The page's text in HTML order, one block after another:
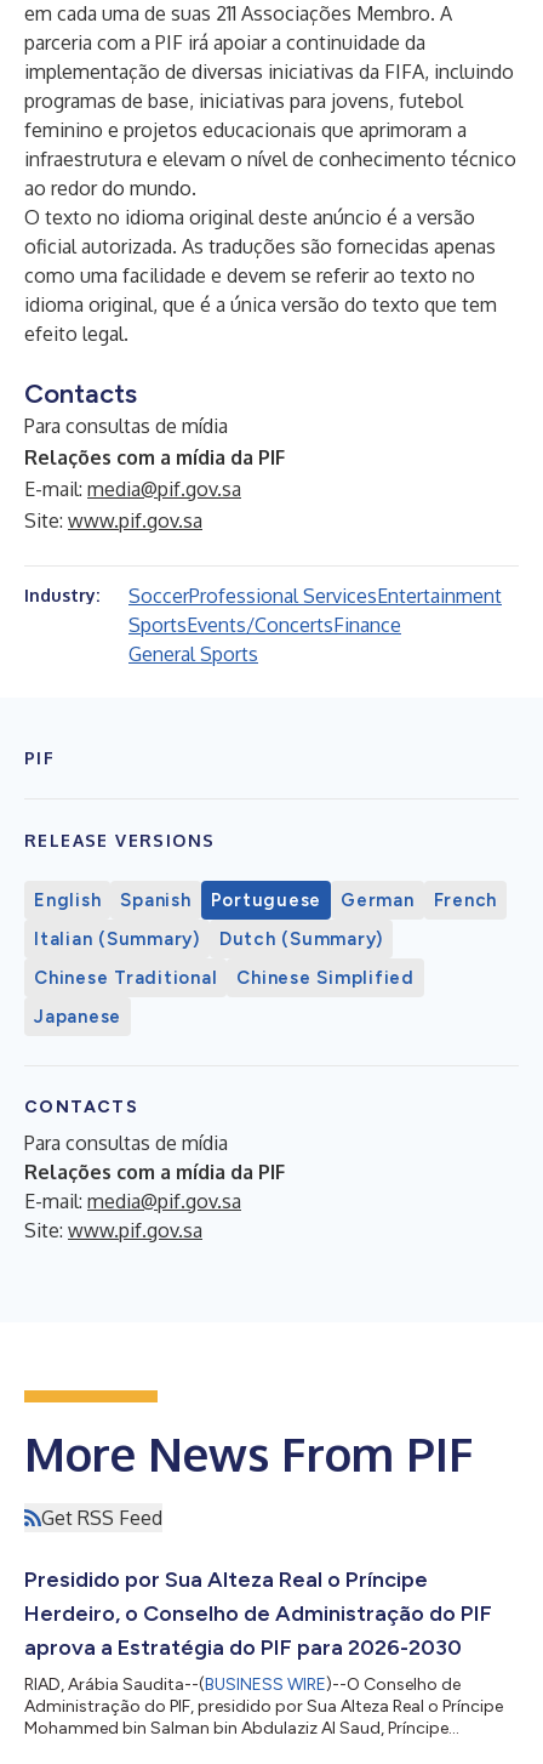
em cada uma de suas 211 Associações Membro. A
parceria com a PIF irá apoiar a continuidade da
implementação de diversas iniciativas da FIFA, incluindo
programas de base, iniciativas para jovens, futebol
feminino e projetos educacionais que aprimoram a
infraestrutura e elevam o nível de conhecimento técnico
ao redor do mundo.
O texto no idioma original deste anúncio é a versão
oficial autorizada. As traduções são fornecidas apenas
como uma facilidade e devem se referir ao texto no
idioma original, que é a única versão do texto que tem
efeito legal.
Contacts
Para consultas de mídia
Relações com a mídia da PIF
E-mail: media@pif.gov.sa
Site: www.pif.gov.sa
Industry: SoccerProfessional ServicesEntertainment
SportsEvents/ConcertsFinance
General Sports
PIF
RELEASE VERSIONS
English Spanish Portuguese German
French
Italian (Summary)
Dutch (Summary)
Chinese Traditional
Chinese Simplified
Japanese
CONTACTS
Para consultas de mídia
Relações com a mídia da PIF
E-mail: media@pif.gov.sa
Site: www.pif.gov.sa
More News From PIF
Get RSS Feed
Presidido por Sua Alteza Real o Príncipe
Herdeiro, o Conselho de Administração do PIF
aprova a Estratégia do PIF para 2026-2030
RIAD, Arábia Saudita--(BUSINESS WIRE)--O Conselho de
Administração do PIF, presidido por Sua Alteza Real o Príncipe
Mohammed bin Salman bin Abdulaziz Al Saud, Príncipe